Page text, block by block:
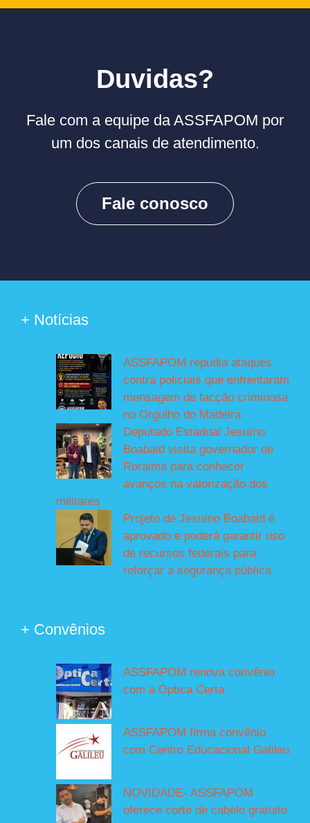
Duvidas?
Fale com a equipe da ASSFAPOM por
um dos canais de atendimento.
Fale conosco
+ Notícias
ASSFAPOM repudia ataques
contra policiais que enfrentaram
mensagem de facção criminosa
no Orgulho do Madeira
Deputado Estadual Jesuíno
Boabaid visita governador de
Roraima para conhecer
avanços na valorização dos
militares
Projeto de Jesuíno Boabaid é
aprovado e poderá garantir uso
de recursos federais para
reforçar a segurança pública
+ Convênios
ASSFAPOM renova convênio
com a Óptica Certa
ASSFAPOM firma convênio
com Centro Educacional Galileu
NOVIDADE- ASSFAPOM
oferece corte de cabelo gratuito